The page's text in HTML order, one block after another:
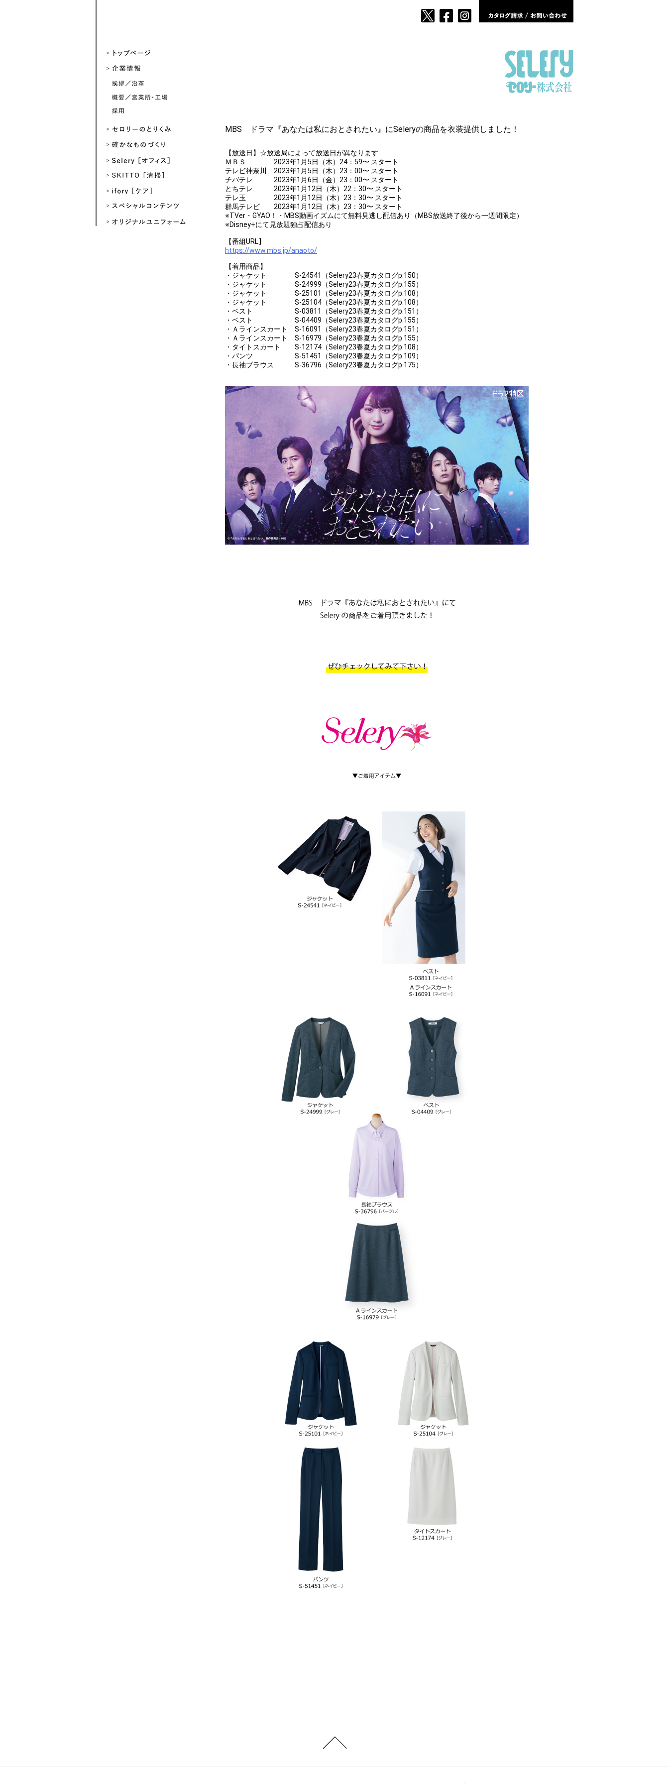
MBS ドラマ『あなたは私におとされたい』にSeleryの商品を衣装提供しました！
【放送日】☆放送局によって放送日が異なります
ＭＢＳ 2023年1月5日（木）24：59〜 スタート
テレビ神奈川 2023年1月5日（木）23：00〜 スタート
チバテレ 2023年1月6日（金）23：00〜 スタート
とちテレ 2023年1月12日（木）22：30〜 スタート
テレ玉 2023年1月12日（木）23：30〜 スタート
群馬テレビ 2023年1月12日（木）23：30〜 スタート
※TVer・GYAO！・MBS動画イズムにて無料見逃し配信あり（MBS放送終了後から一週間限定）
※Disney+にて見放題独占配信あり
【番組URL】
https://www.mbs.jp/anaoto/
【着用商品】
・ジャケット S-24541（Selery23春夏カタログp.150）
・ジャケット S-24999（Selery23春夏カタログp.155）
・ジャケット S-25101（Selery23春夏カタログp.108）
・ジャケット S-25104（Selery23春夏カタログp.108）
・ベスト S-03811（Selery23春夏カタログp.151）
・ベスト S-04409（Selery23春夏カタログp.155）
・Ａラインスカート S-16091（Selery23春夏カタログp.151）
・Ａラインスカート S-16979（Selery23春夏カタログp.155）
・タイトスカート S-12174（Selery23春夏カタログp.108）
・パンツ S-51451（Selery23春夏カタログp.109）
・長袖ブラウス S-36796（Selery23春夏カタログp.175）